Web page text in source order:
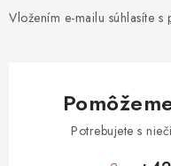
Vložením e-mailu súhlasíte s
Potrebujete s